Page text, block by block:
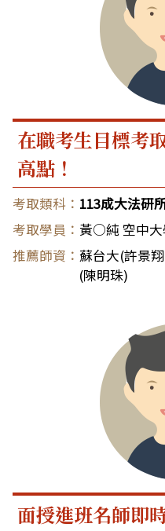
在職考生目標考
高點！
113成大法研
黃○純 空中大
蘇台大(許景
(陳明珠)
面授進班名師即